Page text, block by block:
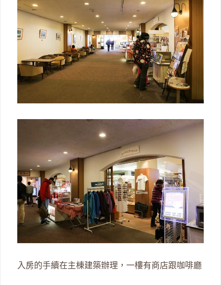
入房的手續在主棟建築辦理，一樓有商店跟咖啡廳